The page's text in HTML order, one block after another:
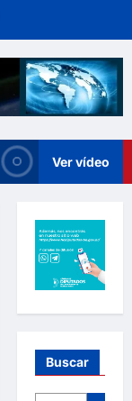
Ver vídeo
Buscar